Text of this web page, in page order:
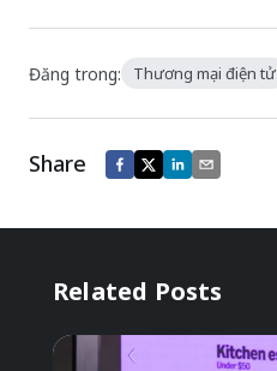
Đăng trong: Thương mại điện tử
Share
Related Posts